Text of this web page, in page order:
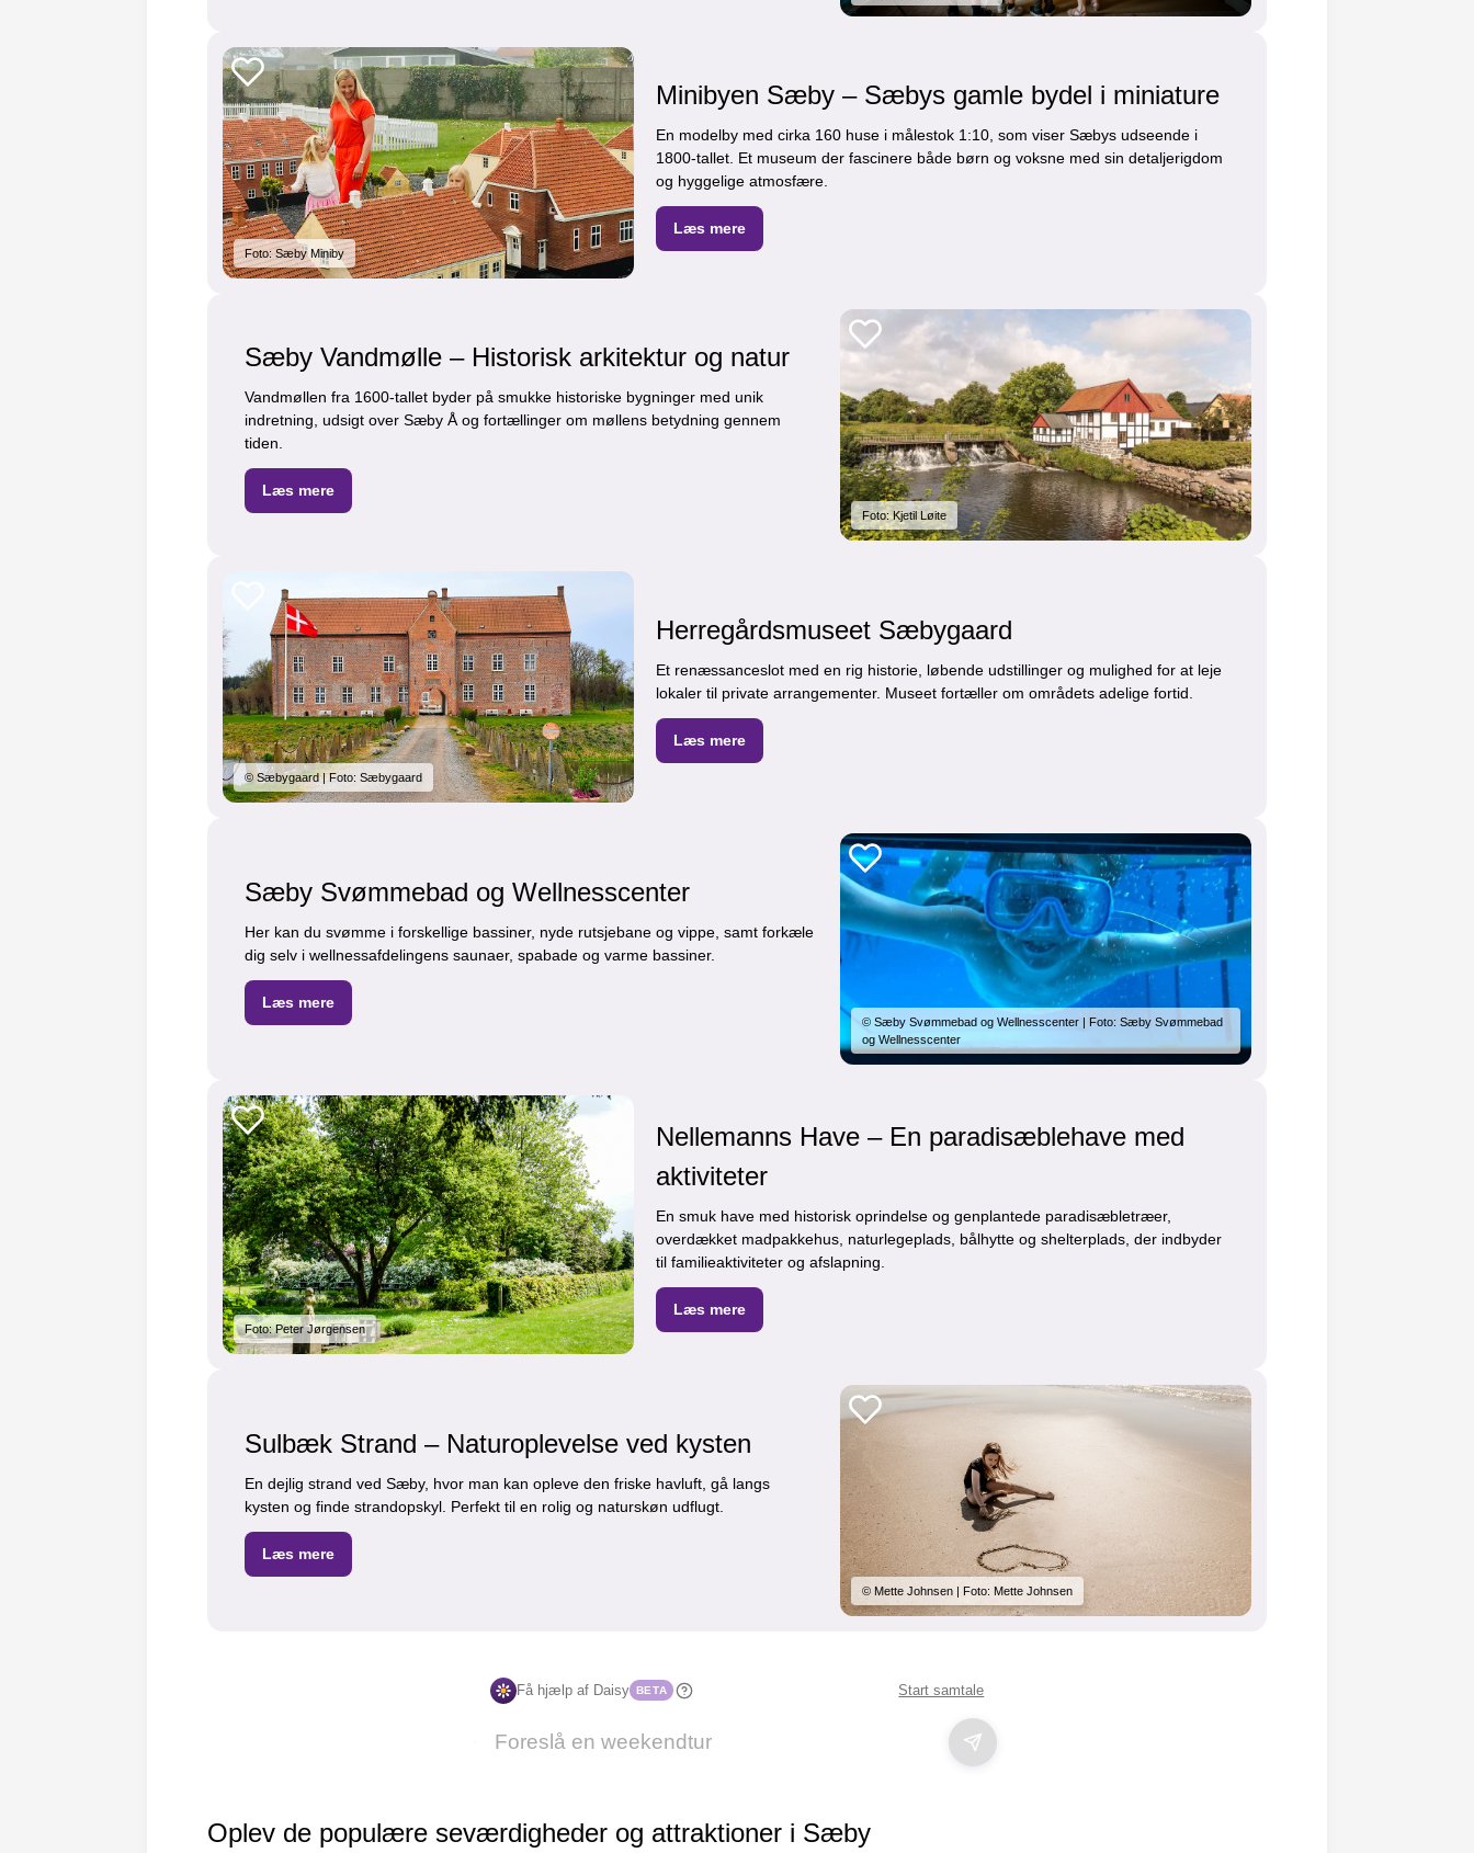
Foto: Sæby Miniby
Minibyen Sæby – Sæbys gamle bydel i miniature
En modelby med cirka 160 huse i målestok 1:10, som viser Sæbys udseende i
1800-tallet. Et museum der fascinere både børn og voksne med sin detaljerigdom
og hyggelige atmosfære.
Læs mere
Foto: Kjetil Løite
Sæby Vandmølle – Historisk arkitektur og natur
Vandmøllen fra 1600-tallet byder på smukke historiske bygninger med unik
indretning, udsigt over Sæby Å og fortællinger om møllens betydning gennem
tiden.
Læs mere
© Sæbygaard | Foto: Sæbygaard
Herregårdsmuseet Sæbygaard
Et renæssanceslot med en rig historie, løbende udstillinger og mulighed for at leje
lokaler til private arrangementer. Museet fortæller om områdets adelige fortid.
Læs mere
© Sæby Svømmebad og Wellnesscenter | Foto: Sæby Svømmebad
og Wellnesscenter
Sæby Svømmebad og Wellnesscenter
Her kan du svømme i forskellige bassiner, nyde rutsjebane og vippe, samt forkæle
dig selv i wellnessafdelingens saunaer, spabade og varme bassiner.
Læs mere
Foto: Peter Jørgensen
Nellemanns Have – En paradisæblehave med
aktiviteter
En smuk have med historisk oprindelse og genplantede paradisæbletræer,
overdækket madpakkehus, naturlegeplads, bålhytte og shelterplads, der indbyder
til familieaktiviteter og afslapning.
Læs mere
© Mette Johnsen | Foto: Mette Johnsen
Sulbæk Strand – Naturoplevelse ved kysten
En dejlig strand ved Sæby, hvor man kan opleve den friske havluft, gå langs
kysten og finde strandopskyl. Perfekt til en rolig og naturskøn udflugt.
Læs mere
Få hjælp af Daisy BETA Start samtale
Oplev de populære seværdigheder og attraktioner i Sæby